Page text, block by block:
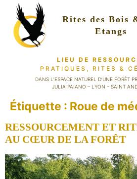
Rites des Bois
Etangs
LIEU DE
PRATIQUES, RITES &
DANS L’ESPACE NATUREL D’UNE FORÊT
JULIA PAIANO – LYON – SAINT
Étiquette : Roue de
RESSOURCEMENT ET
AU CŒUR DE LA FORÊT